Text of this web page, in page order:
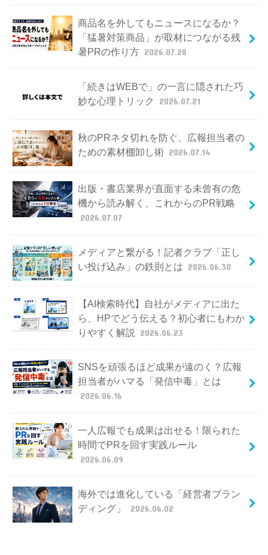
商品名を外してもニュースになるか？
「猛暑対策商品」が取材につながる残
暑PRの作り方 2026.07.28
「続きはWEBで」の一言に隠された巧
妙な心理トリック
2026.07.21
秋のPRネタ切れを防ぐ、広報担当者の
ための素材棚卸し術 2026.07.14
出版・書店業界が直面する未曾有の危
機から読み解く、これからのPR戦略
2026.07.07
メディアと繋がる！記者クラブ「正し
い投げ込み」の鉄則とは 2026.06.30
【AI検索時代】自社がメディアに出た
ら、HPでどう伝える？初心者にもわか
りやすく解説
2026.06.23
SNSを頑張るほど成果が遠のく？広報
担当者がハマる「発信中毒」とは
2026.06.16
一人広報でも成果は出せる！限られた
時間でPRを回す実践ルール
2026.06.09
海外では進化している「経営者ブラン
ディング」
2026.06.02